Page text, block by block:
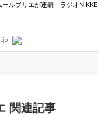
関連記事